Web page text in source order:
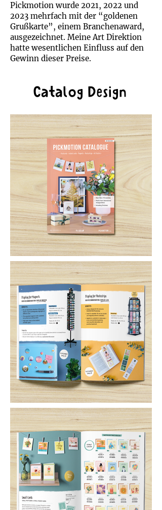
Pickmotion wurde 2021, 2022 und
2023 mehrfach mit der “goldenen
Grußkarte”, einem Branchenaward,
ausgezeichnet. Meine Art Direktion
hatte wesentlichen Einfluss auf den
Gewinn dieser Preise.
Catalog Design